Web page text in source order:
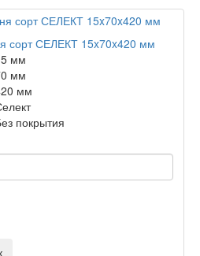
сорт СЕЛЕКТ 15x70x420 мм
мм
мм
мм
покрытия